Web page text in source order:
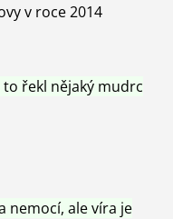
v roce 2014
řekl nějaký mudrc
nemocí, ale víra je